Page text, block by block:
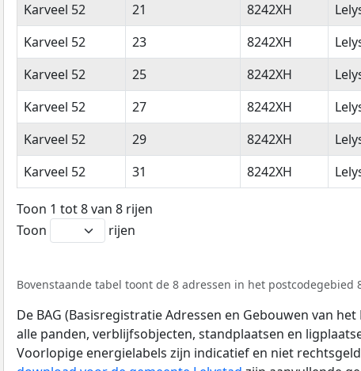
Karveel 52
21 8242XH
Karveel 52
23 8242XH
Karveel 52
25 8242XH
Karveel 52
27 8242XH
Karveel 52
29 8242XH
Karveel 52
31 8242XH
Toon 1 tot 8 van 8 rijen
Toon
rijen
Bovenstaande tabel toont de 8 adressen in het postcodegebied
De BAG (Basisregistratie Adressen en Gebouwen van
alle panden, verblijfsobjecten, standplaatsen en
Voorlopige energielabels zijn indicatief en niet